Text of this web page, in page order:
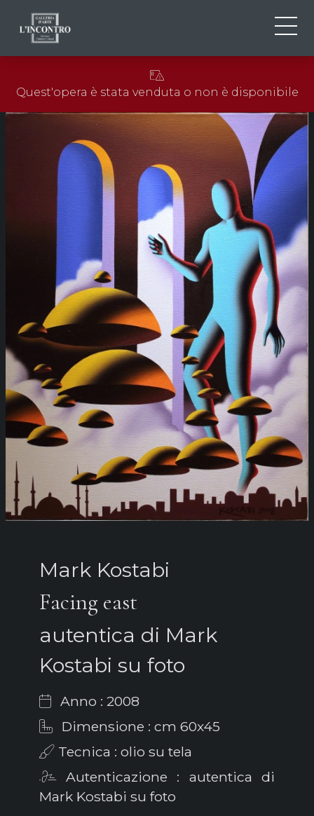
EN
FR
NEWS ED EVENTI
ARTISTI E OPERE
MOSTRE
CONTATTI
Quest'opera è stata venduta o non è disponibile
Mark Kostabi
Facing east
autentica di Mark
Kostabi su foto
Anno : 2008
Dimensione : cm 60x45
Tecnica : olio su tela
Autenticazione : autentica di
Mark Kostabi su foto